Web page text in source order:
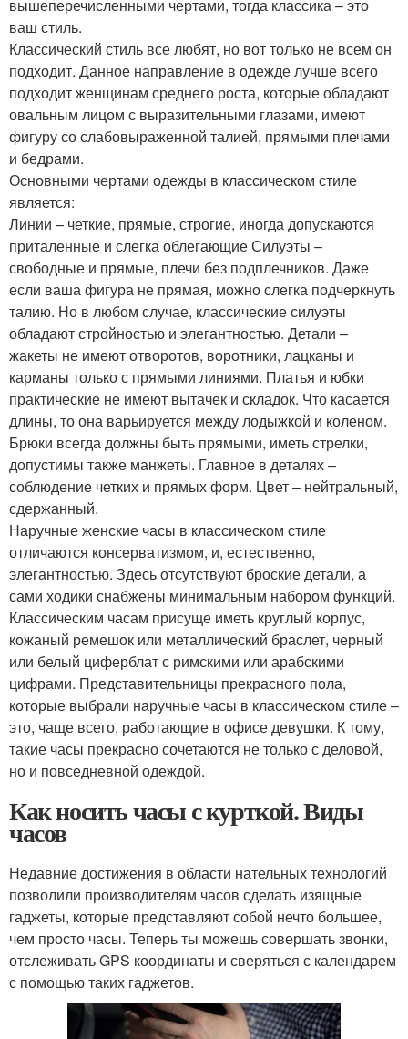
вышеперечисленными чертами, тогда классика – это
ваш стиль.
Классический стиль все любят, но вот только не всем он
подходит. Данное направление в одежде лучше всего
подходит женщинам среднего роста, которые обладают
овальным лицом с выразительными глазами, имеют
фигуру со слабовыраженной талией, прямыми плечами
и бедрами.
Основными чертами одежды в классическом стиле
является:
Линии – четкие, прямые, строгие, иногда допускаются
приталенные и слегка облегающие Силуэты –
свободные и прямые, плечи без подплечников. Даже
если ваша фигура не прямая, можно слегка подчеркнуть
талию. Но в любом случае, классические силуэты
обладают стройностью и элегантностью. Детали –
жакеты не имеют отворотов, воротники, лацканы и
карманы только с прямыми линиями. Платья и юбки
практические не имеют вытачек и складок. Что касается
длины, то она варьируется между лодыжкой и коленом.
Брюки всегда должны быть прямыми, иметь стрелки,
допустимы также манжеты. Главное в деталях –
соблюдение четких и прямых форм. Цвет – нейтральный,
сдержанный.
Наручные женские часы в классическом стиле
отличаются консерватизмом, и, естественно,
элегантностью. Здесь отсутствуют броские детали, а
сами ходики снабжены минимальным набором функций.
Классическим часам присуще иметь круглый корпус,
кожаный ремешок или металлический браслет, черный
или белый циферблат с римскими или арабскими
цифрами. Представительницы прекрасного пола,
которые выбрали наручные часы в классическом стиле –
это, чаще всего, работающие в офисе девушки. К тому,
такие часы прекрасно сочетаются не только с деловой,
но и повседневной одеждой.
Как носить часы с курткой. Виды
часов
Недавние достижения в области нательных технологий
позволили производителям часов сделать изящные
гаджеты, которые представляют собой нечто большее,
чем просто часы. Теперь ты можешь совершать звонки,
отслеживать GPS координаты и сверяться с календарем
с помощью таких гаджетов.